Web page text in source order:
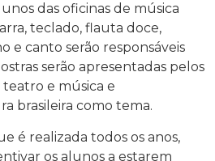
das oficinas de música
teclado, flauta doce,
e canto serão responsáveis
serão apresentadas pelos
e música e
brasileira como tema.
é realizada todos os anos,
os alunos a estarem